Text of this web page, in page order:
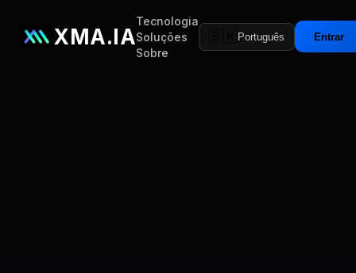
XMA.IA
Tecnologia
Soluções
Sobre
Português Entrar